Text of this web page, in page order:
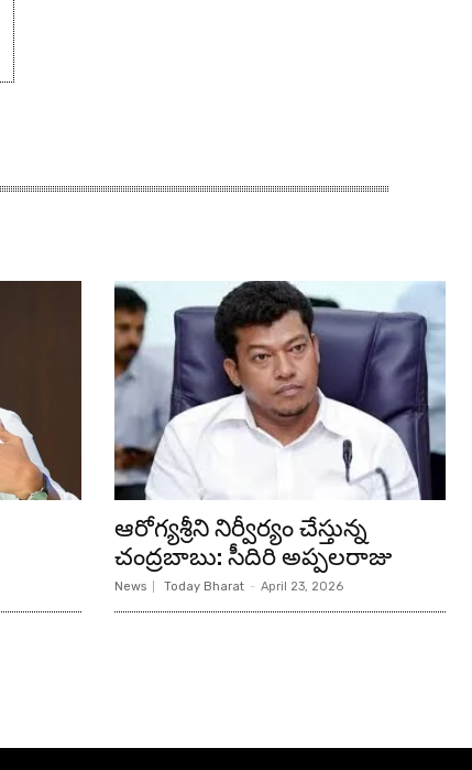
ఆరోగ్యశ్రీని నిర్వీర్యం చేస్తున్న
చంద్రబాబు: సీదిరి అప్పలరాజు
News Today Bharat - April 23, 2026